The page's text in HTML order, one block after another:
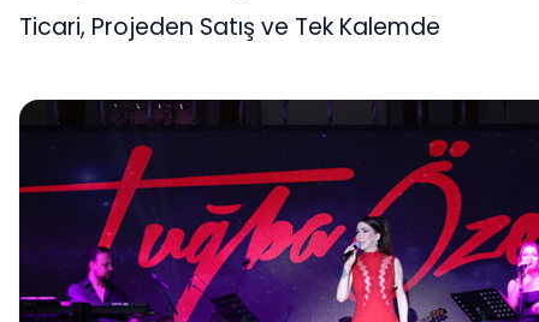
Ticari, Projeden Satış ve Tek Kalemde